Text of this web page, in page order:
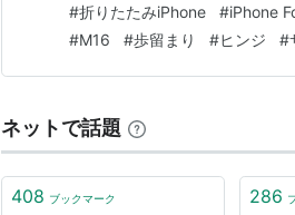
です。 折りたたみのiPhoneは
ただ今回の知らせは…
#折りたたみiPhone #iPhone
#M16 #歩留まり #ヒンジ #
ネットで話題
408 ブックマーク 286